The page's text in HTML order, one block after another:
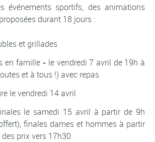
événements sportifs, des animations
durant 18 jours :
et grillades
en famille » le vendredi 7 avril de 19h à
et à tous !) avec repas
le vendredi 14 avril
le samedi 15 avril à partir de 9h
finales dames et hommes à partir
prix vers 17h30